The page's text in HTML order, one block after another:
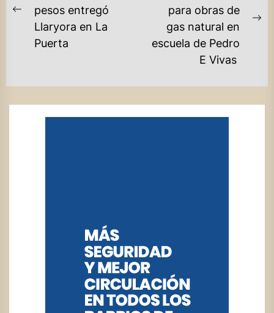
ENTRADAS
Previous
post:
pesos entregó
Llaryora en La
Puerta
para obras de
gas natural en
escuela de Pedro
E Vivas